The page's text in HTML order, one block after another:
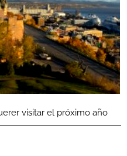
visitar el próximo año